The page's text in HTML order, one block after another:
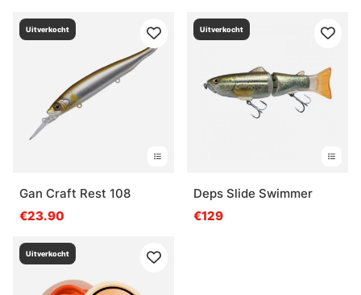
Uitverkocht
Gan Craft Rest 108
€23.90
Uitverkocht
Deps Slide Swimmer
€129
Uitverkocht